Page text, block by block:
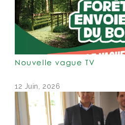
Nouvelle vague TV
12 Juin, 2026